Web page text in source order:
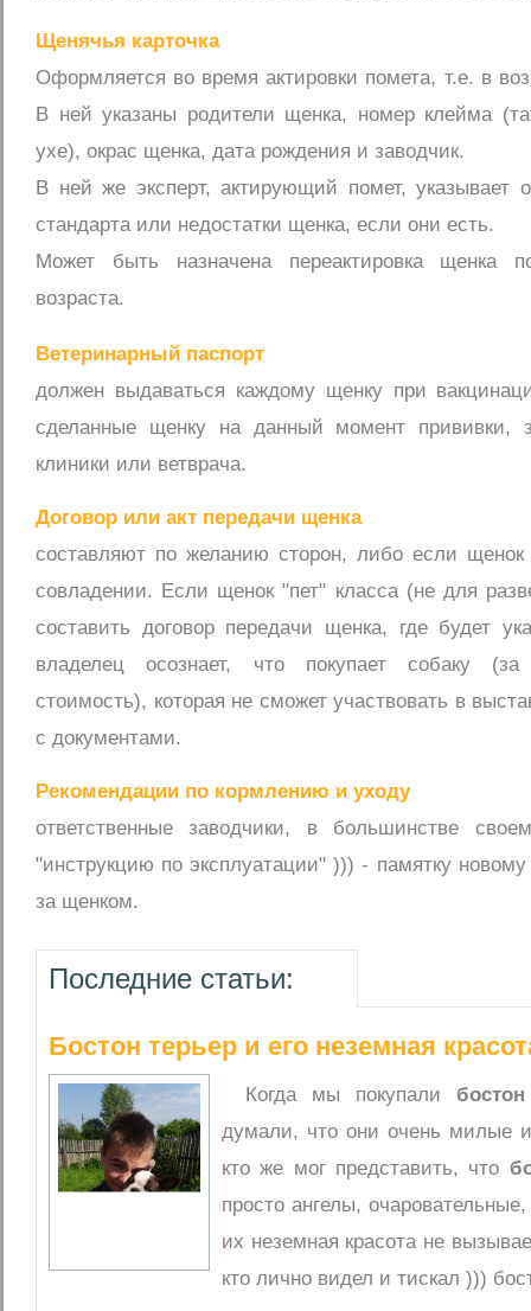
Щенячья карточка
Оформляется во время актировки помета, т.е. в
В ней указаны родители щенка, номер клейма
ухе), окрас щенка, дата рождения и заводчик.
В ней же эксперт, актирующий помет, указывает
стандарта или недостатки щенка, если они есть.
Может быть назначена переактировка щенка
возраста.
Ветеринарный паспорт
должен выдаваться каждому щенку при
сделанные щенку на данный момент прививки,
клиники или ветврача.
Договор или акт передачи щенка
составляют по желанию сторон, либо если щенок
совладении. Если щенок "пет" класса (не для
составить договор передачи щенка, где будет
владелец осознает, что покупает собаку
стоимость), которая не сможет участвовать в
с документами.
Рекомендации по кормлению и уходу
ответственные заводчики, в большинстве
"инструкцию по эксплуатации" ))) - памятку
за щенком.
Последние статьи:
Бостон терьер и его неземная
Когда мы покупали
думали, что они очень милые
кто же мог представить, что
просто ангелы,
их неземная красота не
кто лично видел и тискал )))